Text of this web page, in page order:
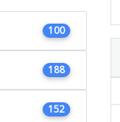
100
188
152